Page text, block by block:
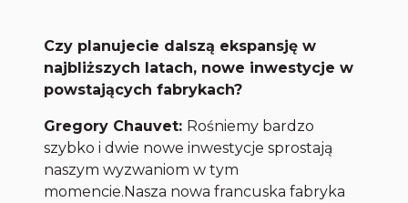
Czy planujecie dalszą ekspansję w
najbliższych latach, nowe inwestycje w
powstających fabrykach?
Gregory Chauvet: Rośniemy bardzo
szybko i dwie nowe inwestycje sprostają
naszym wyzwaniom w tym
momencie.Nasza nowa francuska fabryka